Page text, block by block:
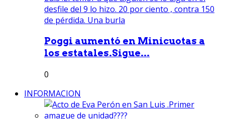
Poggi aumentó en Minicuotas a
los estatales.Sigue...
0
INFORMACION